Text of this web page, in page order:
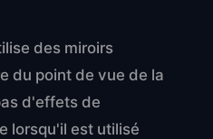
des miroirs
du point de vue de la
d'effets de
lorsqu'il est utilisé